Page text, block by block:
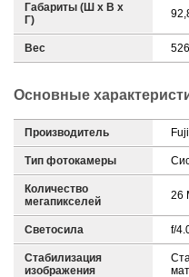
Габариты (Ш х В х
Г)
Вес
Основные
Производитель
Тип фотокамеры
Количество
мегапикселей
26
Светосила f/
Стабилизация
изображения